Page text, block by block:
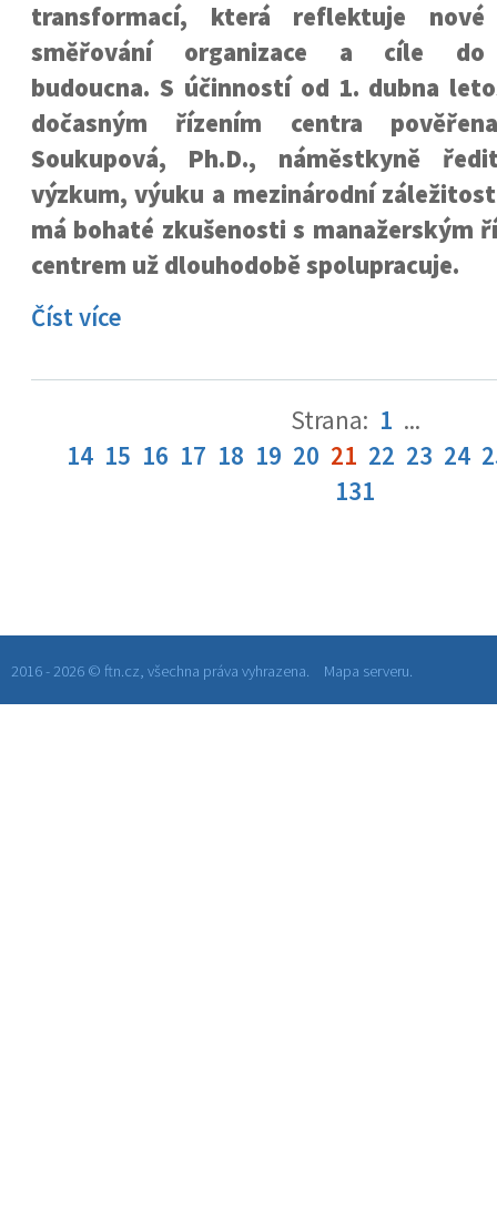
transformací, která reflektuje nové
směřování organizace a cíle do
budoucna. S účinností od 1. dubna
dočasným řízením centra
Soukupová, Ph.D., náměstkyně
výzkum, výuku a mezinárodní
má bohaté zkušenosti s manažerským
centrem už dlouhodobě spolupracuje.
Číst více
Strana: 1 ...
14 15 16 17 18 19 20 21 22 23 24
131
2016 - 2026 © ftn.cz, všechna práva vyhrazena. Mapa serveru.